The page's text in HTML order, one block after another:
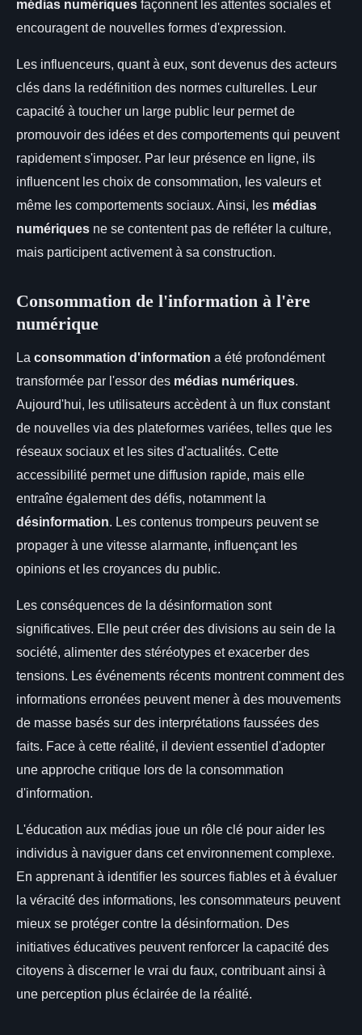
médias numériques façonnent les attentes sociales et
encouragent de nouvelles formes d'expression.
Les influenceurs, quant à eux, sont devenus des acteurs
clés dans la redéfinition des normes culturelles. Leur
capacité à toucher un large public leur permet de
promouvoir des idées et des comportements qui peuvent
rapidement s'imposer. Par leur présence en ligne, ils
influencent les choix de consommation, les valeurs et
même les comportements sociaux. Ainsi, les médias
numériques ne se contentent pas de refléter la culture,
mais participent activement à sa construction.
Consommation de l'information à l'ère
numérique
La consommation d'information a été profondément
transformée par l'essor des médias numériques.
Aujourd'hui, les utilisateurs accèdent à un flux constant
de nouvelles via des plateformes variées, telles que les
réseaux sociaux et les sites d'actualités. Cette
accessibilité permet une diffusion rapide, mais elle
entraîne également des défis, notamment la
désinformation. Les contenus trompeurs peuvent se
propager à une vitesse alarmante, influençant les
opinions et les croyances du public.
Les conséquences de la désinformation sont
significatives. Elle peut créer des divisions au sein de la
société, alimenter des stéréotypes et exacerber des
tensions. Les événements récents montrent comment des
informations erronées peuvent mener à des mouvements
de masse basés sur des interprétations faussées des
faits. Face à cette réalité, il devient essentiel d'adopter
une approche critique lors de la consommation
d'information.
L'éducation aux médias joue un rôle clé pour aider les
individus à naviguer dans cet environnement complexe.
En apprenant à identifier les sources fiables et à évaluer
la véracité des informations, les consommateurs peuvent
mieux se protéger contre la désinformation. Des
initiatives éducatives peuvent renforcer la capacité des
citoyens à discerner le vrai du faux, contribuant ainsi à
une perception plus éclairée de la réalité.